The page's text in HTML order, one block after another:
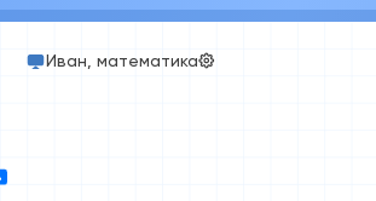
Иван, математика